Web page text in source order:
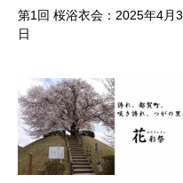
第1回 桜浴衣会：2025年4月3
日